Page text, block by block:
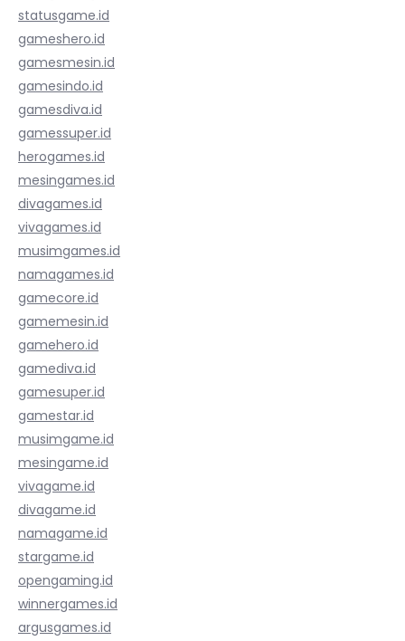
statusgame.id
gameshero.id
gamesmesin.id
gamesindo.id
gamesdiva.id
gamessuper.id
herogames.id
mesingames.id
divagames.id
vivagames.id
musimgames.id
namagames.id
gamecore.id
gamemesin.id
gamehero.id
gamediva.id
gamesuper.id
gamestar.id
musimgame.id
mesingame.id
vivagame.id
divagame.id
namagame.id
stargame.id
opengaming.id
winnergames.id
argusgames.id